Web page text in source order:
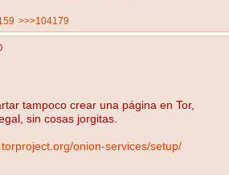
>>>104179
tampoco crear una página en Tor,
sin cosas jorgitas.
onion-services/setup/